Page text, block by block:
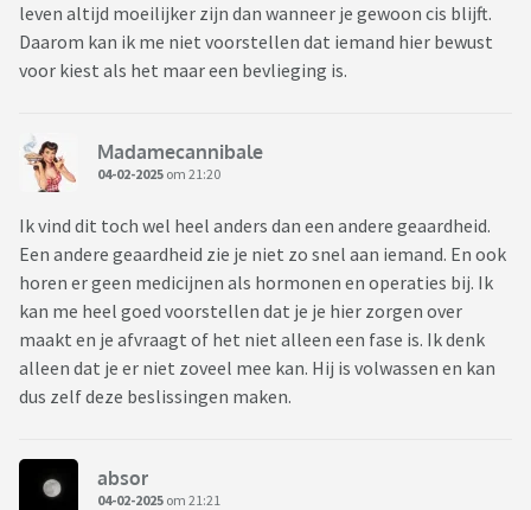
leven altijd moeilijker zijn dan wanneer je gewoon cis blijft.
Daarom kan ik me niet voorstellen dat iemand hier bewust
voor kiest als het maar een bevlieging is.
Madamecannibale
04-02-2025 om 21:20
Ik vind dit toch wel heel anders dan een andere geaardheid.
Een andere geaardheid zie je niet zo snel aan iemand. En ook
horen er geen medicijnen als hormonen en operaties bij. Ik
kan me heel goed voorstellen dat je je hier zorgen over
maakt en je afvraagt of het niet alleen een fase is. Ik denk
alleen dat je er niet zoveel mee kan. Hij is volwassen en kan
dus zelf deze beslissingen maken.
absor
04-02-2025 om 21:21